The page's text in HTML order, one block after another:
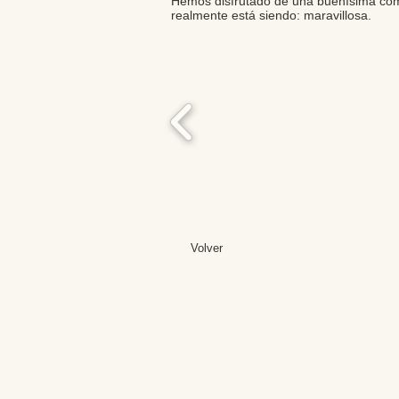
realmente está siendo: maravillosa.
Volver